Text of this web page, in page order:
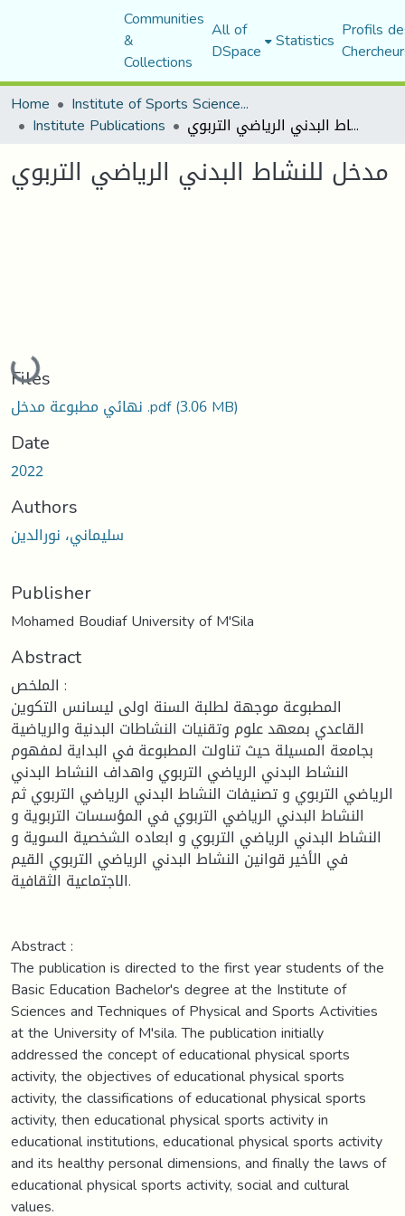
Communities
&
Collections
All of
DSpace Statistics Profils
Home
Institute of Sports Sciences and Techniques
Institute Publications مدخل للنشاط البدني الرياضي التربوي
مدخل للنشاط البدني الرياضي التربوي
Loading...
Files
نهائي مطبوعة مدخل .pdf(3.06 MB)
Date
2022
Authors
سليماني، نورالدين
Publisher
Mohamed Boudiaf University of M'Sila
Abstract
الملخص :
المطبوعة موجهة لطلبة السنة اولى ليسانس التكوين
القاعدي بمعهد علوم وتقنيات النشاطات البدنية والرياضية
بجامعة المسيلة حيث تناولت المطبوعة في البداية لمفهوم
النشاط البدني الرياضي التربوي واهداف النشاط البدني
الرياضي التربوي و تصنيفات النشاط البدني الرياضي التربوي ثم
النشاط البدني الرياضي التربوي في المؤسسات التربوية و
النشاط البدني الرياضي التربوي و ابعاده الشخصية السوية و
في الأخير قوانين النشاط البدني الرياضي التربوي القيم
الاجتماعية الثقافية.
Abstract :
The publication is directed to the first year students of the
Basic Education Bachelor's degree at the Institute of
Sciences and Techniques of Physical and Sports Activities
at the University of M'sila. The publication initially
addressed the concept of educational physical sports
activity, the objectives of educational physical sports
activity, the classifications of educational physical sports
activity, then educational physical sports activity in
educational institutions, educational physical sports activity
and its healthy personal dimensions, and finally the laws of
educational physical sports activity, social and cultural
values.